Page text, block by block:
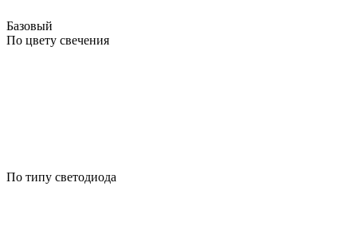
Базовый
По цвету свечения
По типу светодиода